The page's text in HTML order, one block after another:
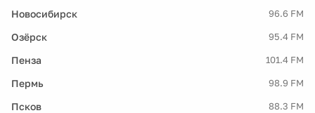
Новосибирск 96.6 FM
Озёрск 95.4 FM
Пенза 101.4 FM
Пермь 98.9 FM
Псков 88.3 FM